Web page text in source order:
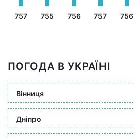
757 755 756 757 756
ПОГОДА В УКРАЇНІ
Вінниця
Дніпро